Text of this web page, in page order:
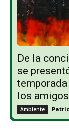
De la
se
los
Ambiente